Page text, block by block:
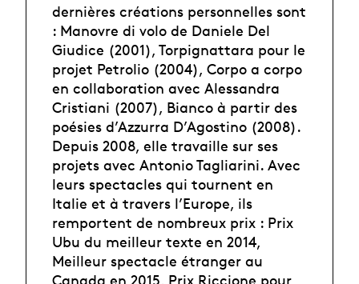
dernières créations personnelles sont
: Manovre di volo de Daniele Del
Giudice (2001), Torpignattara pour le
projet Petrolio (2004), Corpo a corpo
en collaboration avec Alessandra
Cristiani (2007), Bianco à partir des
poésies d’Azzurra D’Agostino (2008).
Depuis 2008, elle travaille sur ses
projets avec Antonio Tagliarini. Avec
leurs spectacles qui tournent en
Italie et à travers l’Europe, ils
remportent de nombreux prix : Prix
Ubu du meilleur texte en 2014,
Meilleur spectacle étranger au
Canada en 2015, Prix Riccione pour